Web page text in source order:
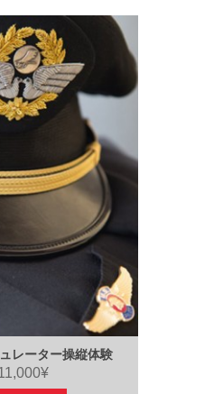
レーター操縦体験